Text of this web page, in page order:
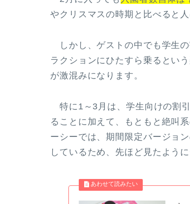
やクリスマスの時期と比べると
しかし、ゲストの中でも学生
ラクションにひたすら乗るとい
が激混みになります。
特に1～3月は、学生向けの割
ることに加えて、もともと絶叫
ーシーでは、期間限定バージョ
しているため、先ほど見たよう